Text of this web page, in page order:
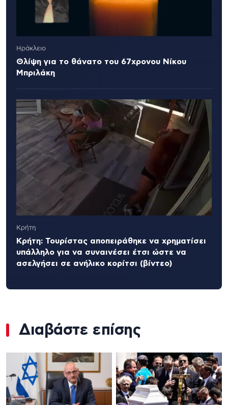
Ηράκλειο
Θλίψη για το θάνατο του 67χρονου Νίκου
Μπριλάκη
Κρήτη
Κρήτη: Τουρίστας αποπειράθηκε να χρηματίσει
υπάλληλο για να συναινέσει έτσι ώστε να
ασελγήσει σε ανήλικο κορίτσι (βίντεο)
Διαβάστε επίσης